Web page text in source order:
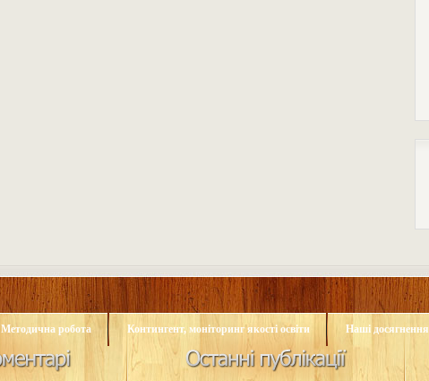
Методична робота Контингент, моніторинг якості освіти Наші досягнення